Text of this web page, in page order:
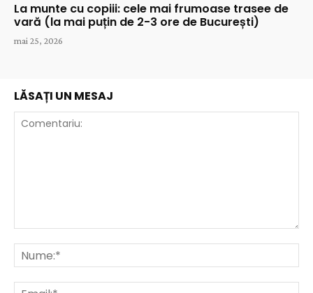
La munte cu copiii: cele mai frumoase trasee de
vară (la mai puțin de 2-3 ore de București)
mai 25, 2026
LĂSAȚI UN MESAJ